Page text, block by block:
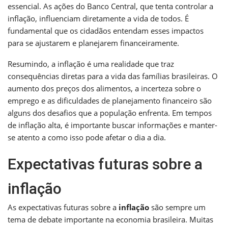
essencial. As ações do Banco Central, que tenta controlar a
inflação, influenciam diretamente a vida de todos. É
fundamental que os cidadãos entendam esses impactos
para se ajustarem e planejarem financeiramente.
Resumindo, a inflação é uma realidade que traz
consequências diretas para a vida das famílias brasileiras. O
aumento dos preços dos alimentos, a incerteza sobre o
emprego e as dificuldades de planejamento financeiro são
alguns dos desafios que a população enfrenta. Em tempos
de inflação alta, é importante buscar informações e manter-
se atento a como isso pode afetar o dia a dia.
Expectativas futuras sobre a
inflação
As expectativas futuras sobre a inflação são sempre um
tema de debate importante na economia brasileira. Muitas